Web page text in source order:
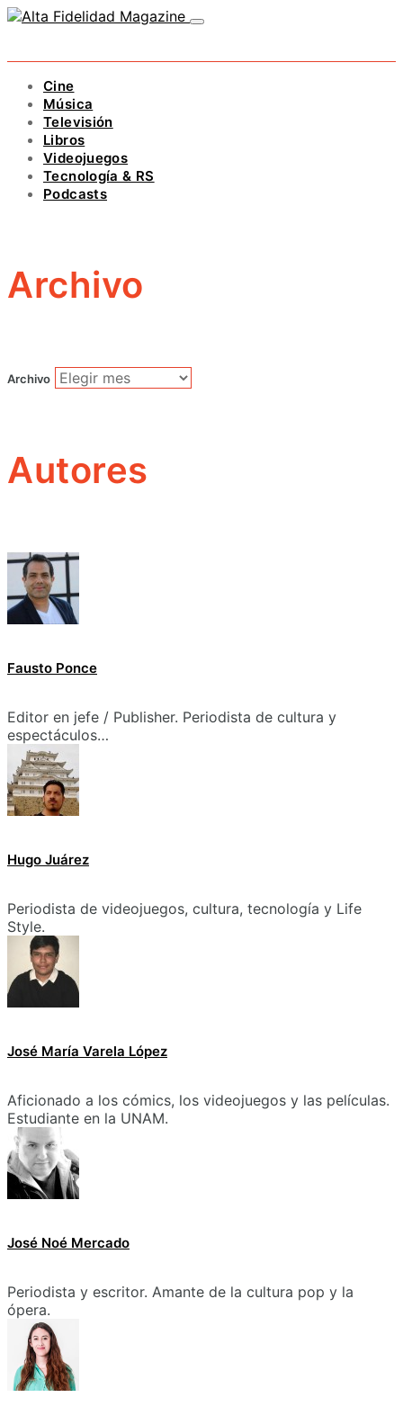
Cine
Música
Televisión
Libros
Videojuegos
Tecnología & RS
Podcasts
Archivo
Archivo
Autores
Fausto Ponce
Editor en jefe / Publisher. Periodista de cultura y
espectáculos…
Hugo Juárez
Periodista de videojuegos, cultura, tecnología y Life
Style.
José María Varela López
Aficionado a los cómics, los videojuegos y las películas.
Estudiante en la UNAM.
José Noé Mercado
Periodista y escritor. Amante de la cultura pop y la
ópera.